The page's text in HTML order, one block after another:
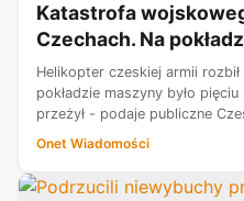
Katastrofa
Czechach. Na
Helikopter czeskiej armii
pokładzie maszyny było
przeżył - podaje publiczne
Onet Wiadomości